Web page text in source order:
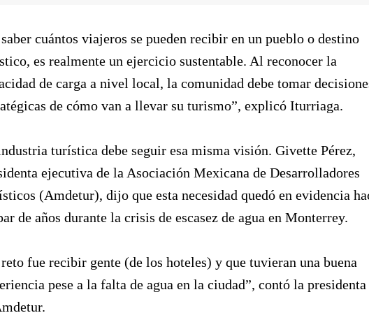
cuántos viajeros se pueden recibir en un pueblo o destino
es realmente un ejercicio sustentable. Al reconocer la
de carga a nivel local, la comunidad debe tomar
de cómo van a llevar su turismo”, explicó Iturriaga.
turística debe seguir esa misma visión. Givette Pérez,
ejecutiva de la Asociación Mexicana de Desarrolladores
(Amdetur), dijo que esta necesidad quedó en evidencia
de años durante la crisis de escasez de agua en Monterrey.
fue recibir gente (de los hoteles) y que tuvieran una buena
pese a la falta de agua en la ciudad”, contó la presidenta